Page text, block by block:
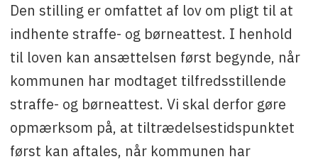
Den stilling er omfattet af lov om pligt til at
indhente straffe- og børneattest. I henhold
til loven kan ansættelsen først begynde, når
kommunen har modtaget tilfredsstillende
straffe- og børneattest. Vi skal derfor gøre
opmærksom på, at tiltrædelsestidspunktet
først kan aftales, når kommunen har